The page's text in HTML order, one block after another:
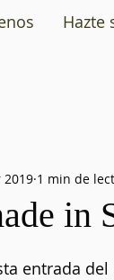
Hazte
in
2019 1 min de
entrada